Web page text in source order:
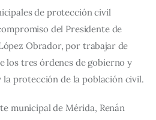
de protección civil
del Presidente de
Obrador, por trabajar de
los tres órdenes de gobierno y
la protección de la población civil.
municipal de Mérida, Renán